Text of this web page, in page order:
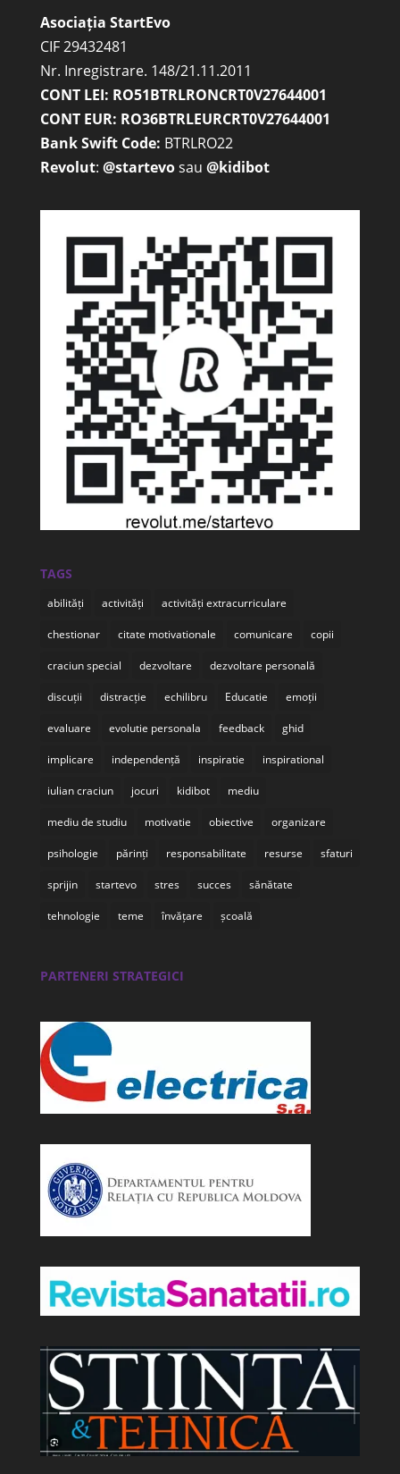
Asociația StartEvo
CIF 29432481
Nr. Inregistrare. 148/21.11.2011
CONT LEI: RO51BTRLRONCRT0V27644001
CONT EUR: RO36BTRLEURCRT0V27644001
Bank Swift Code: BTRLRO22
Revolut: @startevosau @kidibot
TAGS
abilități activități activități extracurriculare
chestionar citate motivationale comunicare copii
craciun special dezvoltare dezvoltare personală
discuții distracție echilibru Educatie emoții
evaluare evolutie personala feedback ghid
implicare independență inspiratie inspirational
iulian craciun jocuri kidibot mediu
mediu de studiu motivatie obiective organizare
psihologie părinți responsabilitate resurse sfaturi
sprijin startevo stres succes sănătate
tehnologie teme învățare școală
PARTENERI STRATEGICI